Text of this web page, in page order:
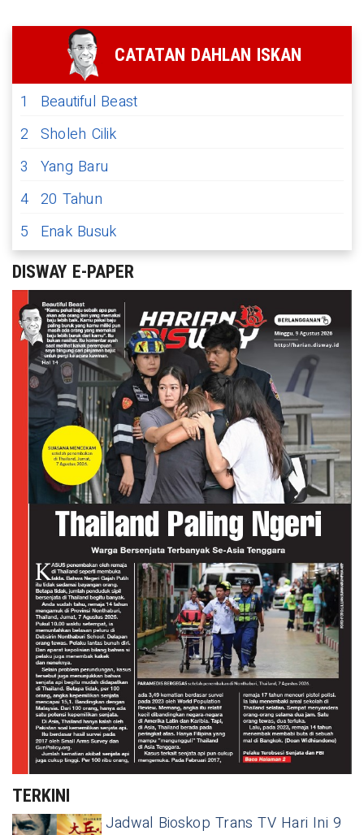
CATATAN DAHLAN ISKAN
1
Beautiful Beast
2 Sholeh Cilik
3
Yang Baru
4 20 Tahun
5
Enak Busuk
DISWAY E-PAPER
TERKINI
Jadwal Bioskop Trans TV Hari Ini 9